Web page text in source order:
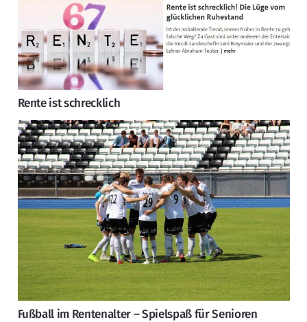
Rente ist schrecklich
Fußball im Rentenalter – Spielspaß für Senioren